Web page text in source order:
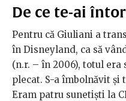
De ce te-ai
Pentru că Giuliani a
în Disneyland, ca să
(n.r. – în 2006), totul
plecat. S-a îmbolnăvit şi
Eram patru sunetişti la